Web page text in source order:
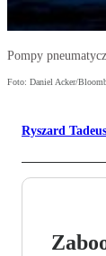
Pompy
Foto: Daniel Acker/
Ryszard